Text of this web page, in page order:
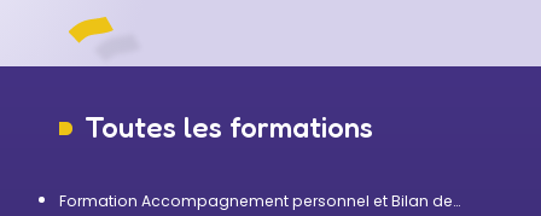
Toutes les formations
Formation Accompagnement personnel et Bilan de